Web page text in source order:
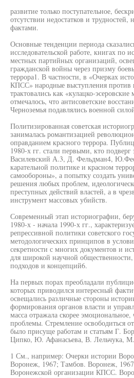
развитие только поступательное,
отсутствии недостатков и трудностей,
фактами.
Основные тенденции периода
исследовательской работе, книгах по
местных партийных организаций,
гражданской войны через призму
террора1. В частности, в «Очерках
КПСС» народные выступления против
трактовались как «кулацко-
отмечалось, что антисоветские
Черноземья подавлялись военной
Политизированная советская
занималась романтизацией
оправданием красного террора.
1980-х гг. стали первыми, кто
Василевский А.3, Д. Фельдман4,
карательной политике и красном
самообороны», а попытку создать
решения любых проблем,
преступных действий властей, а в
инструмент массовых убийств.
Современный этап историографии,
1980-х - начала 1990-х гг.,
репрессивной политики советского
методологических принципов в
секретности с многих документов и
для широкой научной
подходов и концепций6.
На первых порах преобладали
которых приводился интересный
освещались различные стороны
формирования органов власти и
масса отражала скорее
проблемы. Стремление освободиться
было присуще работам и статьям Г.
Ципко, Ю. Афанасьева, В. Лельчука,
1 См., например: Очерки истории
Воронеж, 1967; Тамбов. Воронеж,
Воронежской организации КПСС.